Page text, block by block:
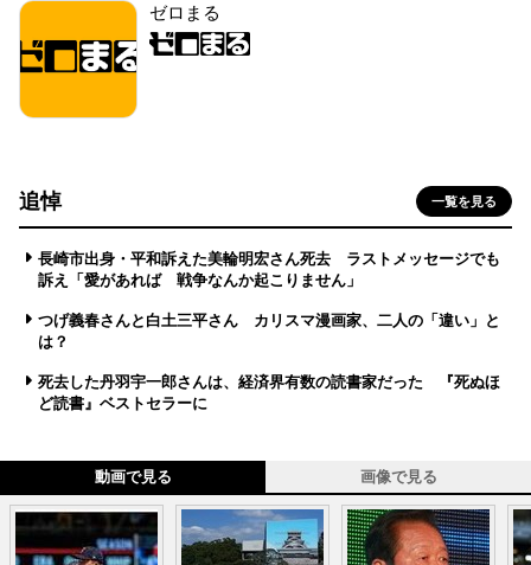
ゼロまる
追悼 一覧を見る
長崎市出身・平和訴えた美輪明宏さん死去 ラストメッセージでも
訴え「愛があれば 戦争なんか起こりません」
つげ義春さんと白土三平さん カリスマ漫画家、二人の「違い」と
は？
死去した丹羽宇一郎さんは、経済界有数の読書家だった 『死ぬほ
ど読書』ベストセラーに
動画で見る 画像で見る